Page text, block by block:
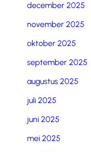
december 2025
november 2025
oktober 2025
september 2025
augustus 2025
juli 2025
juni 2025
mei 2025